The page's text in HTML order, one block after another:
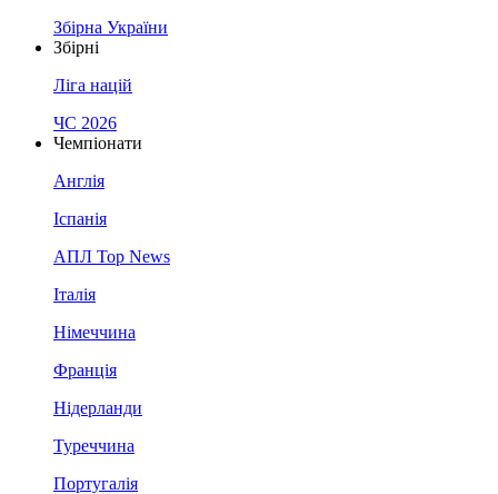
Збірна України
Збірні
Ліга націй
ЧС 2026
Чемпіонати
Англія
Іспанія
АПЛ Top News
Італія
Німеччина
Франція
Нідерланди
Туреччина
Португалія